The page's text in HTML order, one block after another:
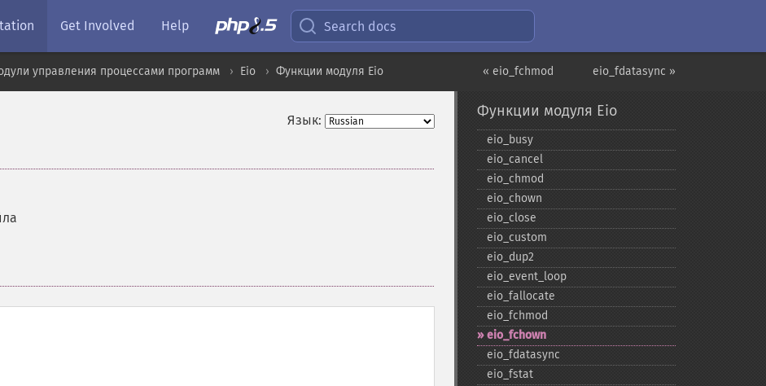
Get Involved Help Search docs
eio_fdatasync »
« eio_fchmod
управления процессами программ Eio Функции модуля Eio
Язык:
Функции модуля Eio
eio_​busy
eio_​cancel
eio_​chmod
eio_​chown
eio_​close
eio_​custom
eio_​dup2
eio_​event_​loop
eio_​fallocate
eio_​fchmod
eio_​fchown
eio_​fdatasync
eio_​fstat